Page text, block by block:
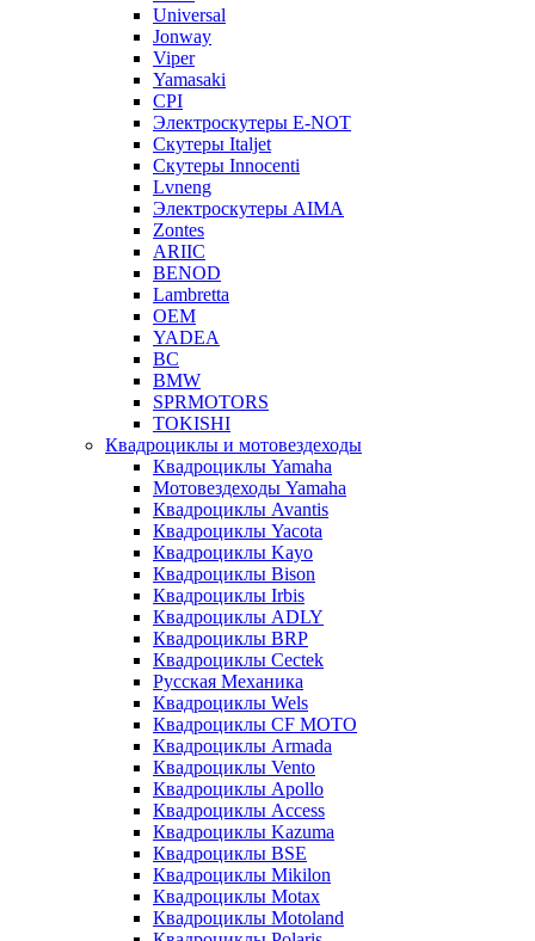
Universal
Jonway
Viper
Yamasaki
CPI
Электроскутеры E-NOT
Скутеры Italjet
Скутеры Innocenti
Lvneng
Электроскутеры AIMA
Zontes
ARIIC
BENOD
Lambretta
OEM
YADEA
BC
BMW
SPRMOTORS
TOKISHI
Квадроциклы и мотовездеходы
Квадроциклы Yamaha
Мотовездеходы Yamaha
Квадроциклы Avantis
Квадроциклы Yacota
Квадроциклы Kayo
Квадроциклы Bison
Квадроциклы Irbis
Квадроциклы ADLY
Квадроциклы BRP
Квадроциклы Cectek
Русская Механика
Квадроциклы Wels
Квадроциклы CF MOTO
Квадроциклы Armada
Квадроциклы Vento
Квадроциклы Apollo
Квадроциклы Access
Квадроциклы Kazuma
Квадроциклы BSE
Квадроциклы Mikilon
Квадроциклы Motax
Квадроциклы Motoland